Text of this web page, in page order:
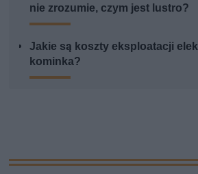
nie zrozumie, czym jest lustro?
Jakie są koszty eksploatacji
kominka?